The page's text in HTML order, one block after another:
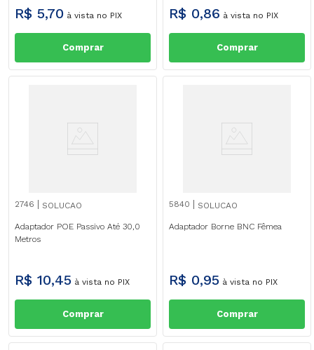
R$ 5,70 à vista no PIX
Comprar
R$ 0,86 à vista no PIX
Comprar
2746 SOLUCAO
Adaptador POE Passivo Até 30,0
Metros
R$ 10,45 à vista no PIX
Comprar
5840 SOLUCAO
Adaptador Borne BNC Fêmea
R$ 0,95 à vista no PIX
Comprar